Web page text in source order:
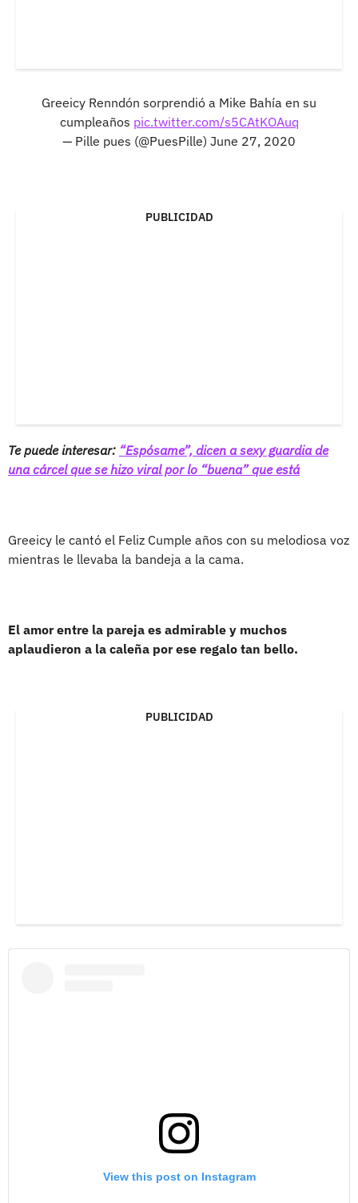
Greeicy Renndón sorprendió a Mike Bahía en su
cumpleaños pic.twitter.com/s5CAtKOAuq
— Pille pues (@PuesPille) June 27, 2020
PUBLICIDAD
Te puede interesar: “Espósame”, dicen a sexy guardia de
una cárcel que se hizo viral por lo “buena” que está
Greeicy le cantó el Feliz Cumple años con su melodiosa voz
mientras le llevaba la bandeja a la cama.
El amor entre la pareja es admirable y muchos
aplaudieron a la caleña por ese regalo tan bello.
PUBLICIDAD
View this post on Instagram